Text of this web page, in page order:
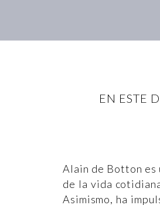
EN ESTE
Alain de Botton es
de la vida
Asimismo, ha